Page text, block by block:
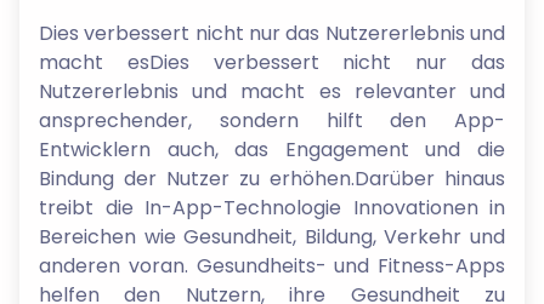
Dies verbessert nicht nur das Nutzererlebnis und
macht esDies verbessert nicht nur das
Nutzererlebnis und macht es relevanter und
ansprechender, sondern hilft den App-
Entwicklern auch, das Engagement und die
Bindung der Nutzer zu erhöhen.Darüber hinaus
treibt die In-App-Technologie Innovationen in
Bereichen wie Gesundheit, Bildung, Verkehr und
anderen voran. Gesundheits- und Fitness-Apps
helfen den Nutzern, ihre Gesundheit zu